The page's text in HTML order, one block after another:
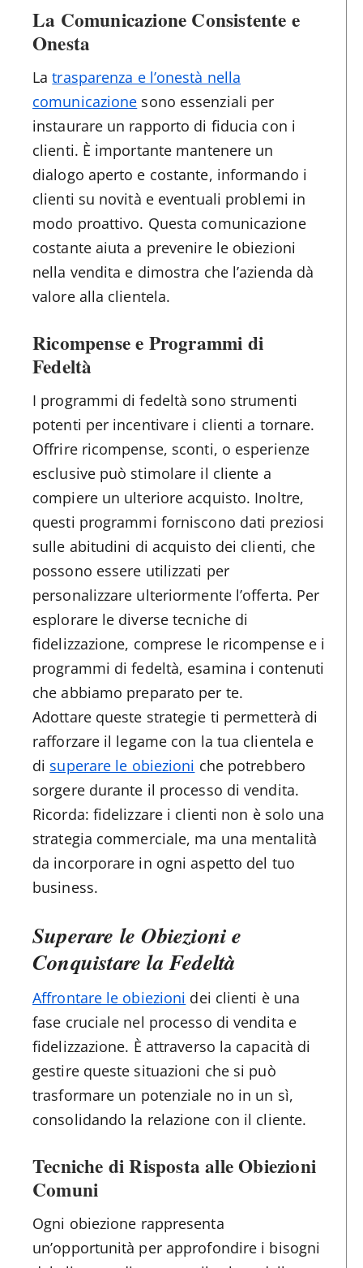
La Comunicazione Consistente e
Onesta
Latrasparenza e l’onestà nella
comunicazione sono essenziali per
instaurare un rapporto di fiducia con i
clienti. È importante mantenere un
dialogo aperto e costante, informando i
clienti su novità e eventuali problemi in
modo proattivo. Questa comunicazione
costante aiuta a prevenire le obiezioni
nella vendita e dimostra che l’azienda dà
valore alla clientela.
Ricompense e Programmi di
Fedeltà
I programmi di fedeltà sono strumenti
potenti per incentivare i clienti a tornare.
Offrire ricompense, sconti, o esperienze
esclusive può stimolare il cliente a
compiere un ulteriore acquisto. Inoltre,
questi programmi forniscono dati preziosi
sulle abitudini di acquisto dei clienti, che
possono essere utilizzati per
personalizzare ulteriormente l’offerta. Per
esplorare le diverse tecniche di
fidelizzazione, comprese le ricompense e i
programmi di fedeltà, esamina i contenuti
che abbiamo preparato per te.
Adottare queste strategie ti permetterà di
rafforzare il legame con la tua clientela e
di superare le obiezioni che potrebbero
sorgere durante il processo di vendita.
Ricorda: fidelizzare i clienti non è solo una
strategia commerciale, ma una mentalità
da incorporare in ogni aspetto del tuo
business.
Superare le Obiezioni e
Conquistare la Fedeltà
Affrontare le obiezioni dei clienti è una
fase cruciale nel processo di vendita e
fidelizzazione. È attraverso la capacità di
gestire queste situazioni che si può
trasformare un potenziale no in un sì,
consolidando la relazione con il cliente.
Tecniche di Risposta alle Obiezioni
Comuni
Ogni obiezione rappresenta
un’opportunità per approfondire i bisogni